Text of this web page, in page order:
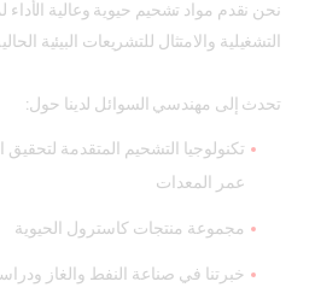
نحن نقدم مواد تشحيم حيوية وعالية
التشغيلية والامتثال للتشريعات البيئية
تحدث إلى مهندسي السوائل لدينا حول:
تكنولوجيا التشحيم المتقدمة لتحقيق
عمر المعدات
مجموعة منتجات كاسترول الحيوية
خبرتنا في صناعة النفط والغاز